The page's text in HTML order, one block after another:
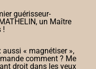
guérisseur-
un Maître
!
aussi « magnétiser »,
comment ? Me
droit dans les yeux